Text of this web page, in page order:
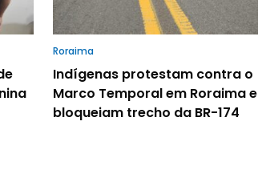
Roraima
Indígenas protestam contra o
Marco Temporal em Roraima e
bloqueiam trecho da BR-174